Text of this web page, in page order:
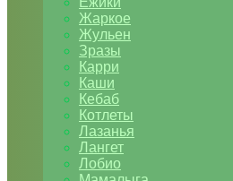
Жаркое
Жульен
Зразы
Карри
Каши
Кебаб
Котлеты
Лазанья
Лангет
Лобио